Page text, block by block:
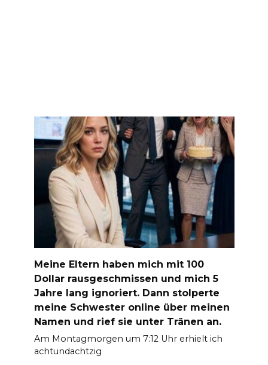
Meine Eltern haben mich mit 100
Dollar rausgeschmissen und mich 5
Jahre lang ignoriert. Dann stolperte
meine Schwester online über meinen
Namen und rief sie unter Tränen an.
Am Montagmorgen um 7:12 Uhr erhielt ich
achtundachtzig